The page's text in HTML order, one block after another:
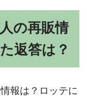
の再販情
返答は？